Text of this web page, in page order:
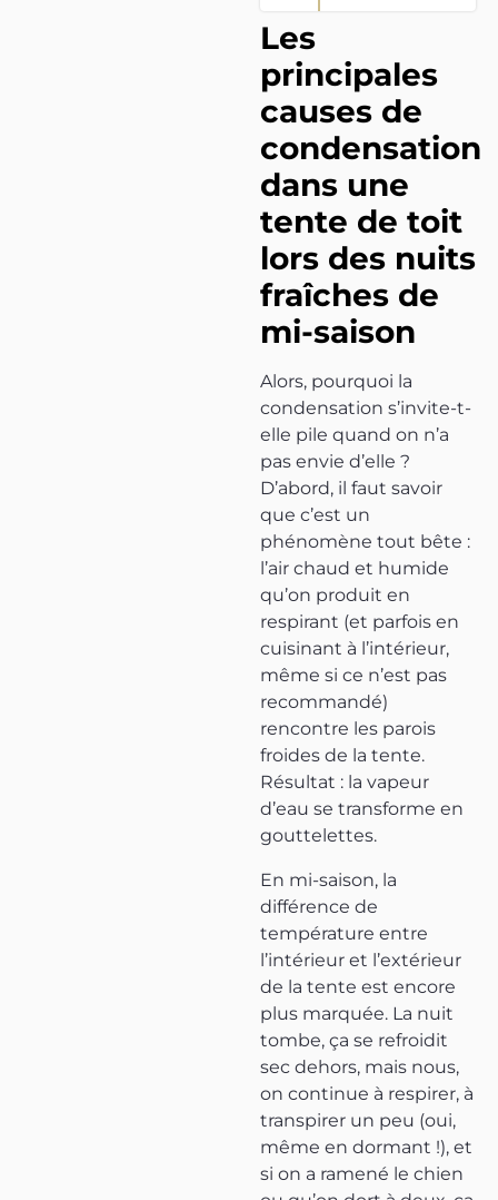
Les
principales
causes de
condensation
dans une
tente de toit
lors des nuits
fraîches de
mi-saison
Alors, pourquoi la
condensation s’invite-t-
elle pile quand on n’a
pas envie d’elle ?
D’abord, il faut savoir
que c’est un
phénomène tout bête :
l’air chaud et humide
qu’on produit en
respirant (et parfois en
cuisinant à l’intérieur,
même si ce n’est pas
recommandé)
rencontre les parois
froides de la tente.
Résultat : la vapeur
d’eau se transforme en
gouttelettes.
En mi-saison, la
différence de
température entre
l’intérieur et l’extérieur
de la tente est encore
plus marquée. La nuit
tombe, ça se refroidit
sec dehors, mais nous,
on continue à respirer, à
transpirer un peu (oui,
même en dormant !), et
si on a ramené le chien